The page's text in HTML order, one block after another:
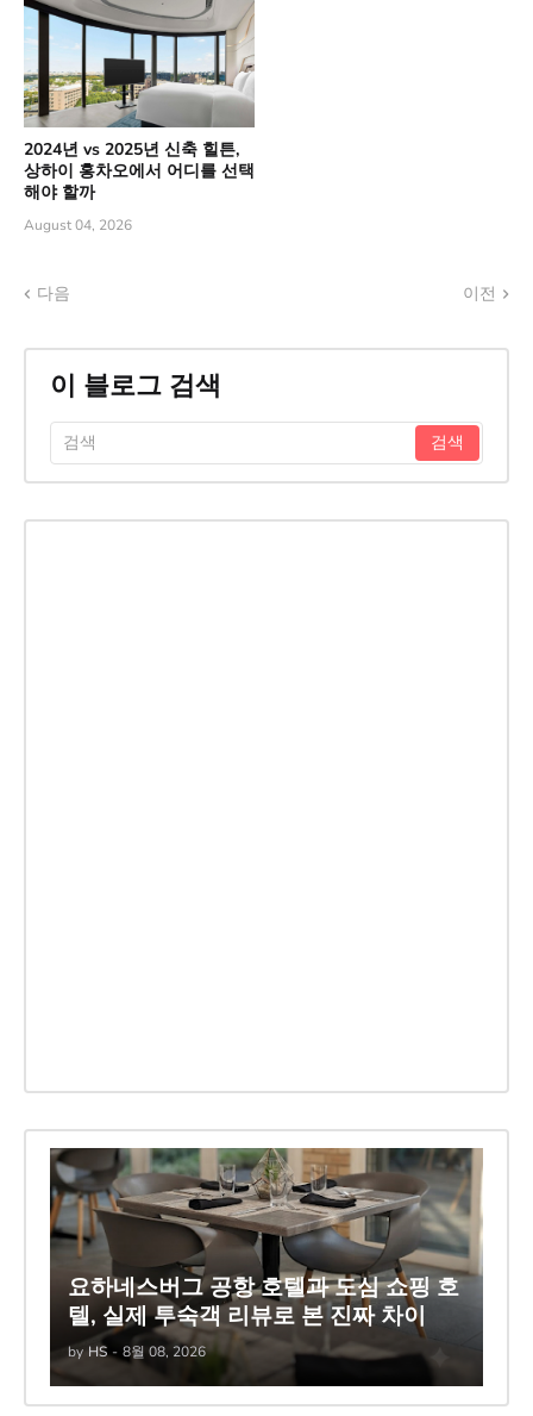
2024년 vs 2025년 신축 힐튼,
상하이 홍차오에서 어디를 선택
해야 할까
August 04, 2026
다음 이전
이 블로그 검색
요하네스버그 공항 호텔과 도심 쇼핑 호
텔, 실제 투숙객 리뷰로 본 진짜 차이
by HS - 8월 08, 2026